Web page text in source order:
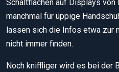
Schaltflächen auf Displays von
manchmal für üppige
lassen sich die Infos etwa zur
nicht immer finden.
Noch kniffliger wird es bei der